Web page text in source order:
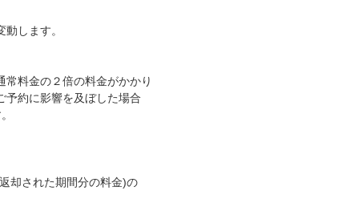
します。
料金の２倍の料金がかかり
予約に影響を及ぼした場合
却された期間分の料金)の